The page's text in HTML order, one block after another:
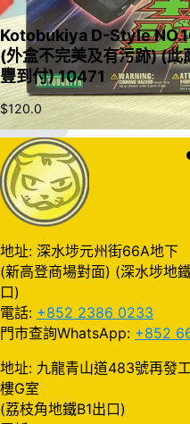
入購物車
Kotobukiya D-Style
(外盒不完美及有污跡) (此
豐到付) 10471
$120.0
地址: 深水埗元州街66A地下
(新高登商場對面) (深水埗地
口)
電話: +852 2386 0233
門市查詢WhatsApp: +852
地址: 九龍青山道483號再發
樓G室
(荔枝角地鐵B1出口)